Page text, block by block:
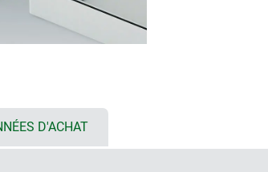
D'ACHAT